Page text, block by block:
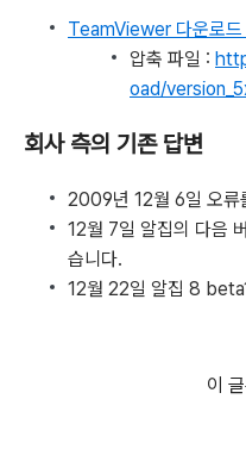
TeamViewer 다운로드
압축 파일 :
oad/
회사 측의 기존 답변
2009년 12월 6일 오류
12월 7일 알집의 다음
습니다.
12월 22일 알집 8
이